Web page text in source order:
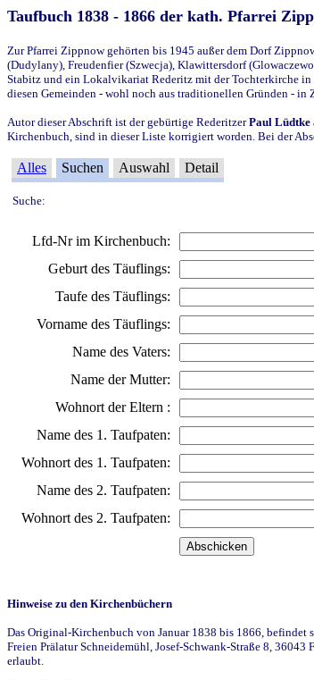
Taufbuch 1838 - 1866 der kath. Pfarrei
Zur Pfarrei Zippnow gehörten bis 1945 außer dem Dorf
(Dudylany), Freudenfier (Szwecja), Klawittersdorf
Stabitz und ein Lokalvikariat Rederitz mit der Tochterkirche in
diesen Gemeinden - wohl noch aus traditionellen Gründen - in
Autor dieser Abschrift ist der gebürtige RederitzerPaul Lüdtke
Kirchenbuch, sind in dieser Liste korrigiert worden. Bei der
Alles Suchen Auswahl Detail
Suche:
Lfd-Nr im Kirchenbuch:
Geburt des Täuflings:
Taufe des Täuflings:
Vorname des Täuflings:
Name des Vaters:
Name der Mutter:
Wohnort der Eltern :
Name des 1. Taufpaten:
Wohnort des 1. Taufpaten:
Name des 2. Taufpaten:
Wohnort des 2. Taufpaten:
Hinweise zu den Kirchenbüchern
Das Original-Kirchenbuch von Januar 1838 bis 1866,
Freien Prälatur Schneidemühl, Josef-Schwank-Straße 8,
erlaubt.